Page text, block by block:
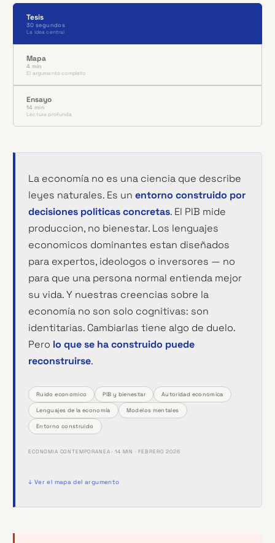
Tesis
30 segundos
La idea central
Mapa
4 min
El argumento completo
Ensayo
14 min
Lectura profunda
La economía no es una ciencia que describe
leyes naturales. Es un entorno construido por
decisiones politicas concretas. El PIB mide
produccion, no bienestar. Los lenguajes
economicos dominantes estan diseñados
para expertos, ideologos o inversores — no
para que una persona normal entienda mejor
su vida. Y nuestras creencias sobre la
economía no son solo cognitivas: son
identitarias. Cambiarlas tiene algo de duelo.
Pero lo que se ha construido puede
reconstruirse.
Ruido economico PIB y bienestar Autoridad economica
Lenguajes de la economía Modelos mentales
Entorno construido
ECONOMIA CONTEMPORANEA · 14 MIN · FEBRERO 2026
↓ Ver el mapa del argumento